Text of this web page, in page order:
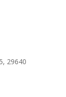
29640